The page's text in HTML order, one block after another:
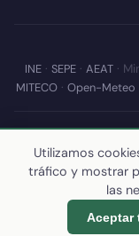
INE· SEPE· AEAT·
MITECO· Open-Meteo
© 2026
abiertos.
Última
Utilizamos
tráfico y mostrar
las
Aceptar